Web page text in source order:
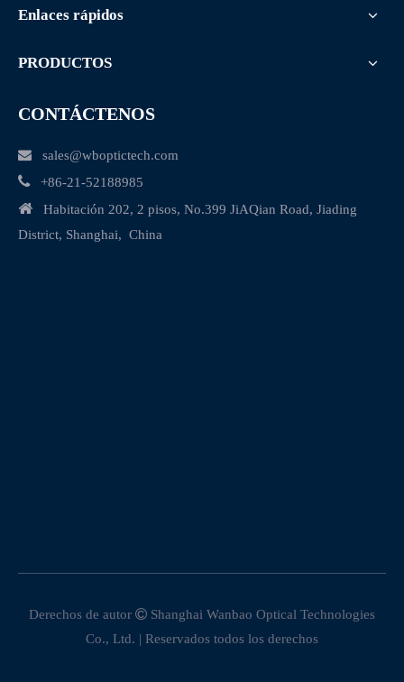
Enlaces rápidos
PRODUCTOS
CONTÁCTENOS
 sales@wboptictech.com
 +86-21-52188985
 Habitación 202, 2 pisos, No.399 JiAQian Road, Jiading
District, Shanghai, China
Derechos de autor  Shanghai Wanbao Optical Technologies
Co., Ltd. | Reservados todos los derechos